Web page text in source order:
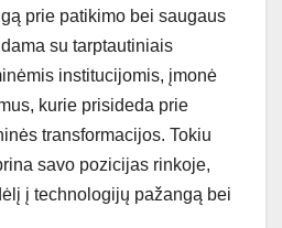
prie patikimo bei saugaus
su tarptautiniais
institucijomis, įmonė
kurie prisideda prie
transformacijos. Tokiu
savo pozicijas rinkoje,
į technologijų pažangą bei